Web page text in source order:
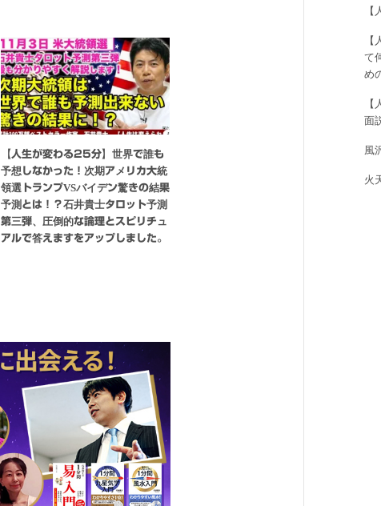
【人生が変わる25分】世界で誰も
予想しなかった！次期アメリカ大統
領選トランプVSバイデン驚きの結果
予測とは！？石井貴士タロット予測
第三弾、圧倒的な論理とスピリチュ
アルで答えますをアップしました。
て
め
面
風
火